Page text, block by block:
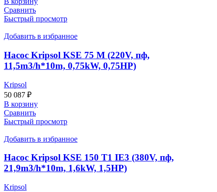
Сравнить
Быстрый просмотр
Добавить в избранное
Насос Kripsol KSE 75 M (220V, пф,
11,5m3/h*10m, 0,75kW, 0,75HP)
Kripsol
50 087 ₽
В корзину
Сравнить
Быстрый просмотр
Добавить в избранное
Насос Kripsol KSE 150 T1 IE3 (380V, пф,
21,9m3/h*10m, 1,6kW, 1,5HP)
Kripsol